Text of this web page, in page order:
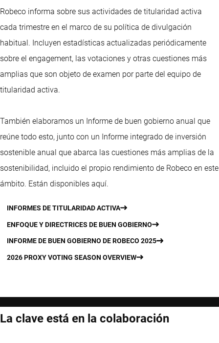
Robeco informa sobre sus actividades de titularidad activa
cada trimestre en el marco de su política de divulgación
habitual. Incluyen estadísticas actualizadas periódicamente
sobre el engagement, las votaciones y otras cuestiones más
amplias que son objeto de examen por parte del equipo de
titularidad activa.
También elaboramos un Informe de buen gobierno anual que
reúne todo esto, junto con un Informe integrado de inversión
sostenible anual que abarca las cuestiones más amplias de la
sostenibilidad, incluido el propio rendimiento de Robeco en este
ámbito. Están disponibles aquí.
INFORMES DE TITULARIDAD ACTIVA
ENFOQUE Y DIRECTRICES DE BUEN GOBIERNO
INFORME DE BUEN GOBIERNO DE ROBECO 2025
2026 PROXY VOTING SEASON OVERVIEW
La clave está en la colaboración